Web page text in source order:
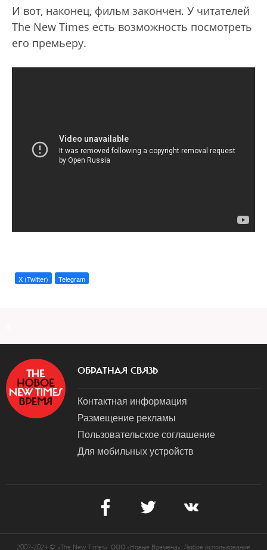
И вот, наконец, фильм закончен. У читателей
The New Times есть возможность посмотреть
его премьеру.
X (Twitter) Telegram
ОБРАТНАЯ СВЯЗЬ
Контактная информация
Размещение рекламы
Пользовательское соглашение
Для мобильных устройств
2007-2024 © «The New Times». ООО «Новые Времена». Любое использование